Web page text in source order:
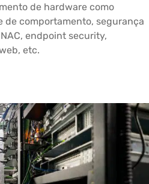
de hardware como
de comportamento, segurança
endpoint security,
etc.